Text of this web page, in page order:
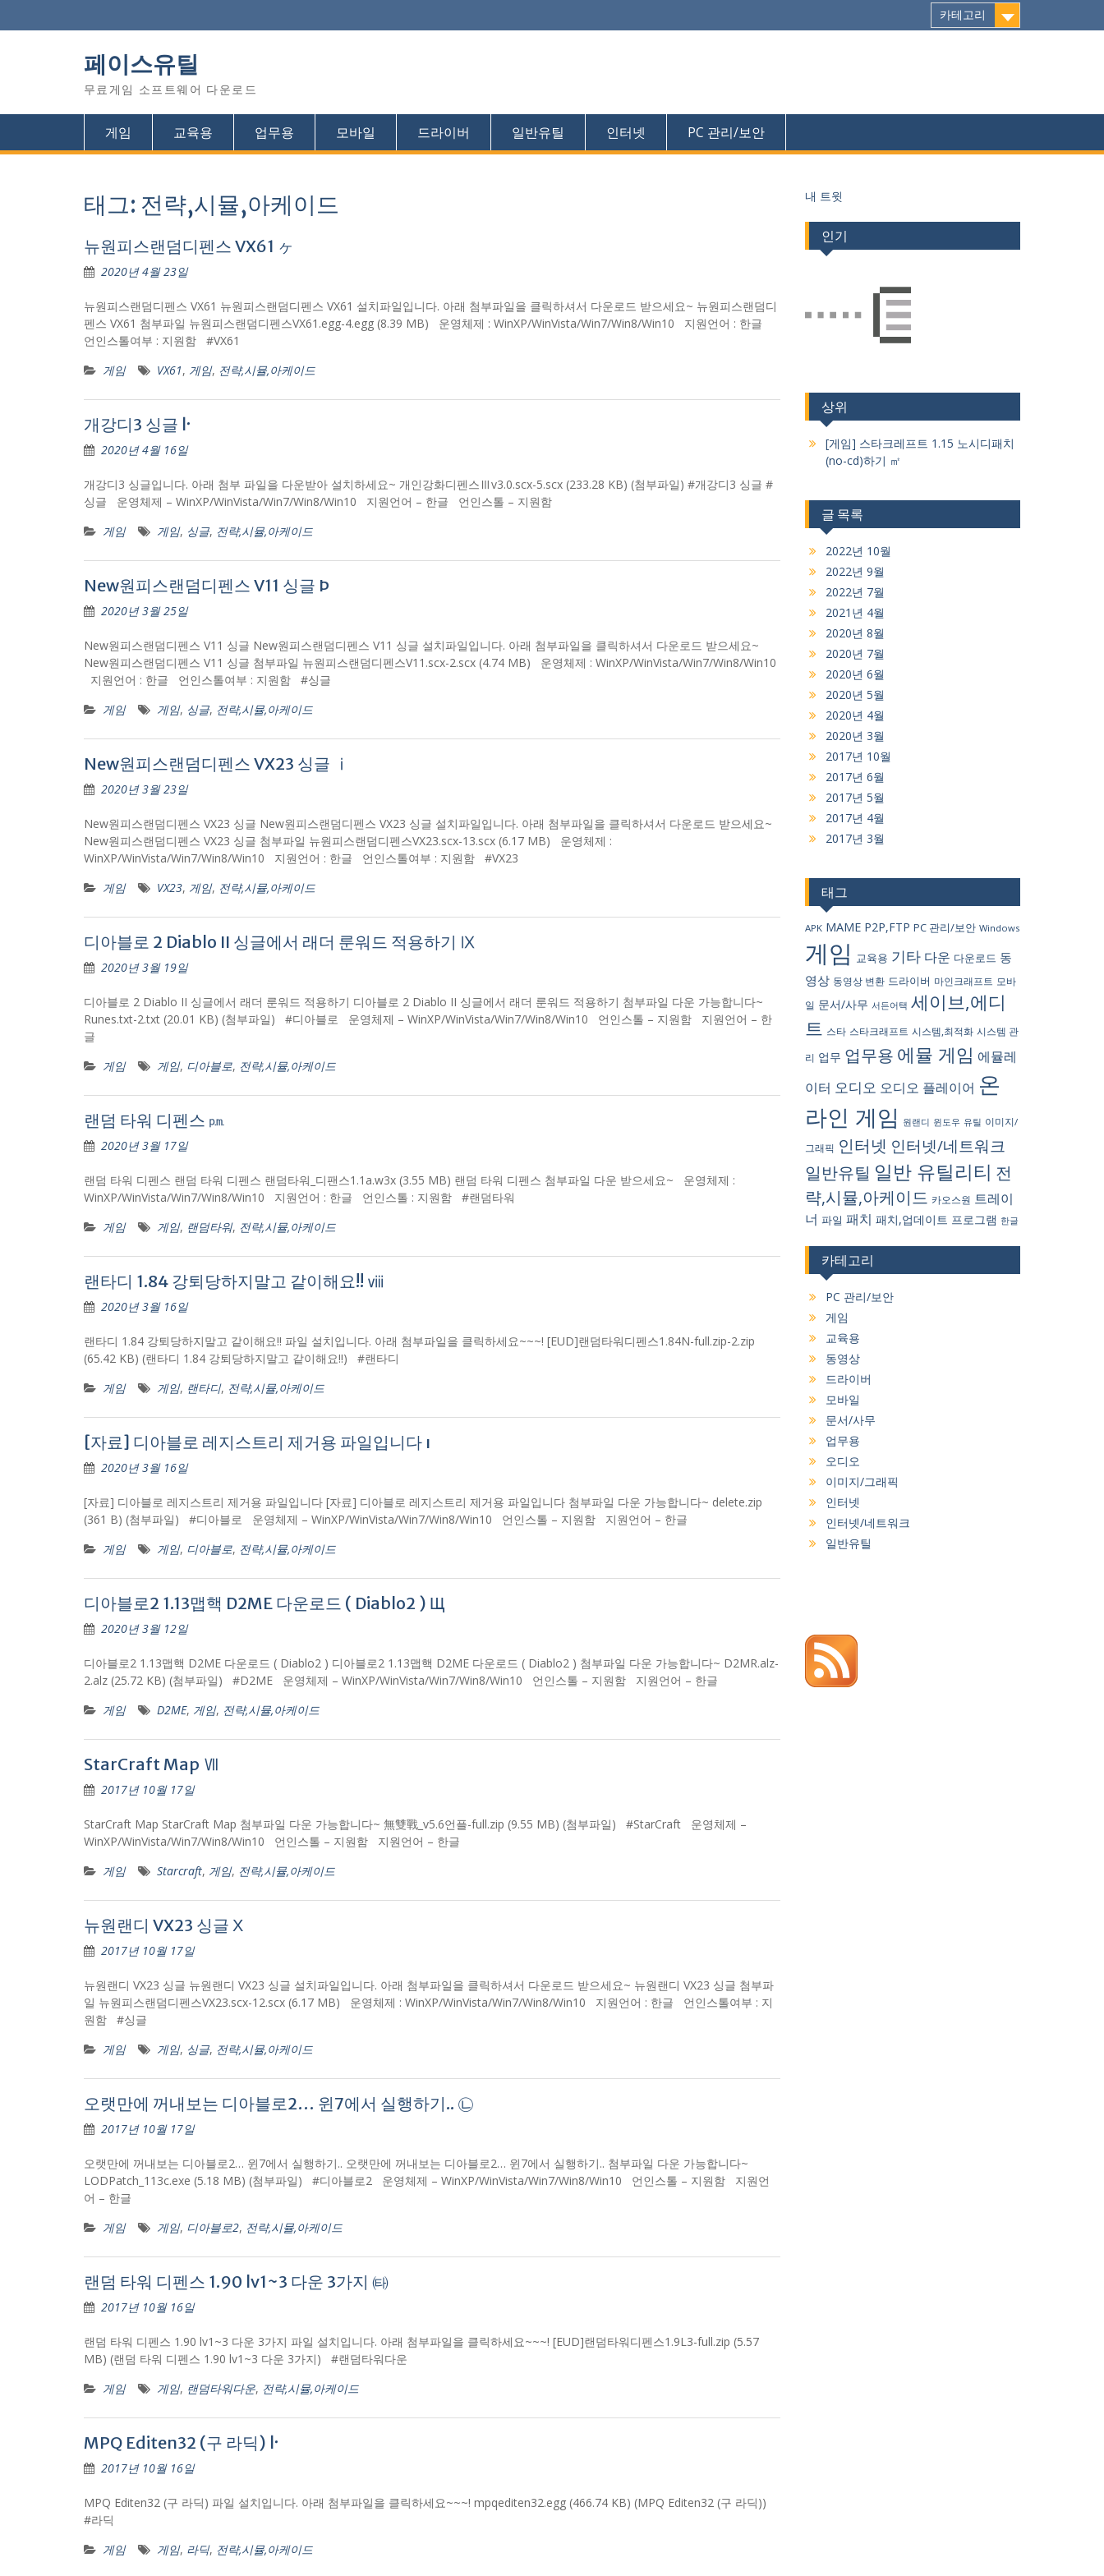
카테고리
페이스유틸
무료게임 소프트웨어 다운로드
게임 교육용 업무용 모바일 드라이버 일반유틸 인터넷 PC 관리/보안
태그: 전략,시뮬,아케이드
뉴원피스랜덤디펜스 VX61 ヶ
2020년 4월 23일
뉴원피스랜덤디펜스 VX61 뉴원피스랜덤디펜스 VX61 설치파일입니다. 아래 첨부파일을 클릭하셔서 다운로드 받으세요~ 뉴원피스랜덤디
펜스 VX61 첨부파일 뉴원피스랜덤디펜스VX61.egg-4.egg (8.39 MB) 운영체제 : WinXP/WinVista/Win7/Win8/Win10 지원언어 : 한글
언인스톨여부 : 지원함 #VX61
게임
VX61, 게임, 전략,시뮬,아케이드
개강디3 싱글 ŀ
2020년 4월 16일
개강디3 싱글입니다. 아래 첨부 파일을 다운받아 설치하세요~ 개인강화디펜스Ⅲv3.0.scx-5.scx (233.28 KB) (첨부파일) #개강디3 싱글 #
싱글 운영체제 – WinXP/WinVista/Win7/Win8/Win10 지원언어 – 한글 언인스톨 – 지원함
게임
게임, 싱글, 전략,시뮬,아케이드
New원피스랜덤디펜스 V11 싱글 Þ
2020년 3월 25일
New원피스랜덤디펜스 V11 싱글 New원피스랜덤디펜스 V11 싱글 설치파일입니다. 아래 첨부파일을 클릭하셔서 다운로드 받으세요~
New원피스랜덤디펜스 V11 싱글 첨부파일 뉴원피스랜덤디펜스V11.scx-2.scx (4.74 MB) 운영체제 : WinXP/WinVista/Win7/Win8/Win10
지원언어 : 한글 언인스톨여부 : 지원함 #싱글
게임
게임, 싱글, 전략,시뮬,아케이드
New원피스랜덤디펜스 VX23 싱글 ⅰ
2020년 3월 23일
New원피스랜덤디펜스 VX23 싱글 New원피스랜덤디펜스 VX23 싱글 설치파일입니다. 아래 첨부파일을 클릭하셔서 다운로드 받으세요~
New원피스랜덤디펜스 VX23 싱글 첨부파일 뉴원피스랜덤디펜스VX23.scx-13.scx (6.17 MB) 운영체제 :
WinXP/WinVista/Win7/Win8/Win10 지원언어 : 한글 언인스톨여부 : 지원함 #VX23
게임
VX23, 게임, 전략,시뮬,아케이드
디아블로 2 Diablo II 싱글에서 래더 룬워드 적용하기 Ⅸ
2020년 3월 19일
디아블로 2 Diablo II 싱글에서 래더 룬워드 적용하기 디아블로 2 Diablo II 싱글에서 래더 룬워드 적용하기 첨부파일 다운 가능합니다~
Runes.txt-2.txt (20.01 KB) (첨부파일) #디아블로 운영체제 – WinXP/WinVista/Win7/Win8/Win10 언인스톨 – 지원함 지원언어 – 한
글
게임
게임, 디아블로, 전략,시뮬,아케이드
랜덤 타워 디펜스 ㏘
2020년 3월 17일
랜덤 타워 디펜스 랜덤 타워 디펜스 랜덤타워_디팬스1.1a.w3x (3.55 MB) 랜덤 타워 디펜스 첨부파일 다운 받으세요~ 운영체제 :
WinXP/WinVista/Win7/Win8/Win10 지원언어 : 한글 언인스톨 : 지원함 #랜덤타워
게임
게임, 랜덤타워, 전략,시뮬,아케이드
랜타디 1.84 강퇴당하지말고 같이해요!! ⅷ
2020년 3월 16일
랜타디 1.84 강퇴당하지말고 같이해요!! 파일 설치입니다. 아래 첨부파일을 클릭하세요~~~! [EUD]랜덤타워디펜스1.84N-full.zip-2.zip
(65.42 KB) (랜타디 1.84 강퇴당하지말고 같이해요!!) #랜타디
게임
게임, 랜타디, 전략,시뮬,아케이드
[자료] 디아블로 레지스트리 제거용 파일입니다 ı
2020년 3월 16일
[자료] 디아블로 레지스트리 제거용 파일입니다 [자료] 디아블로 레지스트리 제거용 파일입니다 첨부파일 다운 가능합니다~ delete.zip
(361 B) (첨부파일) #디아블로 운영체제 – WinXP/WinVista/Win7/Win8/Win10 언인스톨 – 지원함 지원언어 – 한글
게임
게임, 디아블로, 전략,시뮬,아케이드
디아블로2 1.13맵핵 D2ME 다운로드 ( Diablo2 ) Щ
2020년 3월 12일
디아블로2 1.13맵핵 D2ME 다운로드 ( Diablo2 ) 디아블로2 1.13맵핵 D2ME 다운로드 ( Diablo2 ) 첨부파일 다운 가능합니다~ D2MR.alz-
2.alz (25.72 KB) (첨부파일) #D2ME 운영체제 – WinXP/WinVista/Win7/Win8/Win10 언인스톨 – 지원함 지원언어 – 한글
게임
D2ME, 게임, 전략,시뮬,아케이드
StarCraft Map Ⅶ
2017년 10월 17일
StarCraft Map StarCraft Map 첨부파일 다운 가능합니다~ 無雙戰_v5.6언플-full.zip (9.55 MB) (첨부파일) #StarCraft 운영체제 –
WinXP/WinVista/Win7/Win8/Win10 언인스톨 – 지원함 지원언어 – 한글
게임
Starcraft, 게임, 전략,시뮬,아케이드
뉴원랜디 VX23 싱글 Χ
2017년 10월 17일
뉴원랜디 VX23 싱글 뉴원랜디 VX23 싱글 설치파일입니다. 아래 첨부파일을 클릭하셔서 다운로드 받으세요~ 뉴원랜디 VX23 싱글 첨부파
일 뉴원피스랜덤디펜스VX23.scx-12.scx (6.17 MB) 운영체제 : WinXP/WinVista/Win7/Win8/Win10 지원언어 : 한글 언인스톨여부 : 지
원함 #싱글
게임
게임, 싱글, 전략,시뮬,아케이드
오랫만에 꺼내보는 디아블로2… 윈7에서 실행하기.. ㉡
2017년 10월 17일
오랫만에 꺼내보는 디아블로2… 윈7에서 실행하기.. 오랫만에 꺼내보는 디아블로2… 윈7에서 실행하기.. 첨부파일 다운 가능합니다~
LODPatch_113c.exe (5.18 MB) (첨부파일) #디아블로2 운영체제 – WinXP/WinVista/Win7/Win8/Win10 언인스톨 – 지원함 지원언
어 – 한글
게임
게임, 디아블로2, 전략,시뮬,아케이드
랜덤 타워 디펜스 1.90 lv1~3 다운 3가지 ㈙
2017년 10월 16일
랜덤 타워 디펜스 1.90 lv1~3 다운 3가지 파일 설치입니다. 아래 첨부파일을 클릭하세요~~~! [EUD]랜덤타워디펜스1.9L3-full.zip (5.57
MB) (랜덤 타워 디펜스 1.90 lv1~3 다운 3가지) #랜덤타워다운
게임
게임, 랜덤타워다운, 전략,시뮬,아케이드
MPQ Editen32 (구 라딕) ŀ
2017년 10월 16일
MPQ Editen32 (구 라딕) 파일 설치입니다. 아래 첨부파일을 클릭하세요~~~! mpqediten32.egg (466.74 KB) (MPQ Editen32 (구 라딕))
#라딕
게임
게임, 라딕, 전략,시뮬,아케이드
내 트윗
인기
상위
[게임] 스타크레프트 1.15 노시디패치
(no-cd)하기 ㎡
글 목록
2022년 10월
2022년 9월
2022년 7월
2021년 4월
2020년 8월
2020년 7월
2020년 6월
2020년 5월
2020년 4월
2020년 3월
2017년 10월
2017년 6월
2017년 5월
2017년 4월
2017년 3월
태그
APK MAME P2P,FTP PC 관리/보안 Windows
게임 교육용 기타 다운 다운로드 동
영상 동영상 변환 드라이버 마인크래프트 모바
일 문서/사무 서든어택 세이브,에디
트 스타 스타크래프트 시스템,최적화 시스템 관
리 업무 업무용 에뮬 게임 에뮬레
이터 오디오 오디오 플레이어 온
라인 게임 원랜디 윈도우 유틸 이미지/
그래픽 인터넷 인터넷/네트워크
일반유틸 일반 유틸리티 전
략,시뮬,아케이드 카오스원 트레이
너 파일 패치 패치,업데이트 프로그램 한글
카테고리
PC 관리/보안
게임
교육용
동영상
드라이버
모바일
문서/사무
업무용
오디오
이미지/그래픽
인터넷
인터넷/네트워크
일반유틸